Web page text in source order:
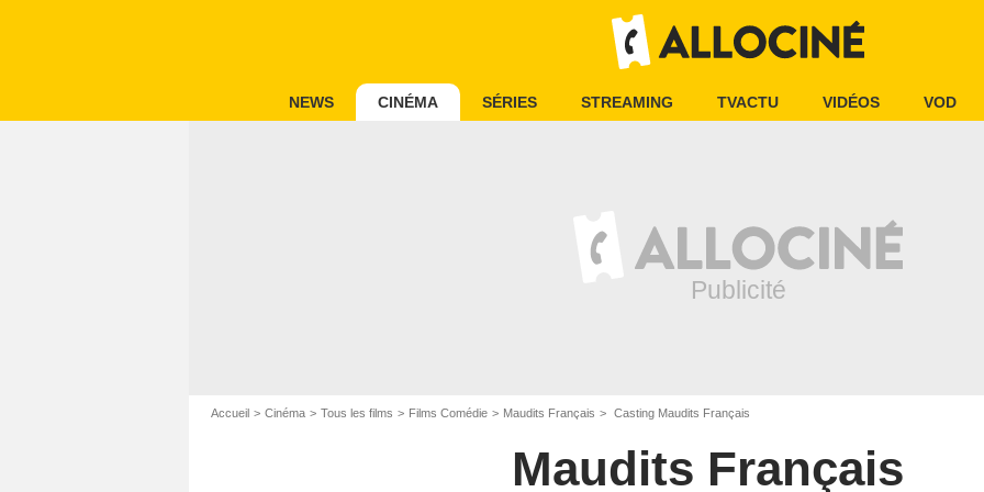
NEWS CINÉMA SÉRIES STREAMING TVACTU VIDÉOS VOD
Accueil Cinéma Tous les films Films Comédie Maudits Français Casting Maudits Français
Maudits Français